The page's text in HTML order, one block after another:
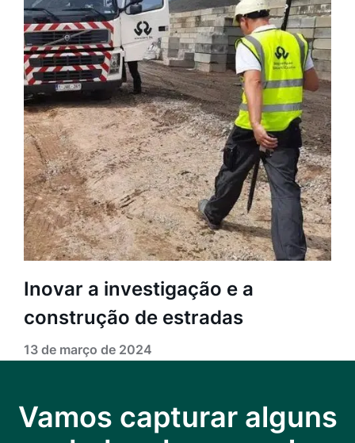
Inovar a investigação e a
construção de estradas
13 de março de 2024
Vamos capturar alguns